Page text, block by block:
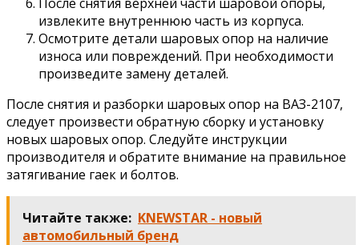
извлеките внутреннюю часть из корпуса.
Осмотрите детали шаровых опор на наличие
износа или повреждений. При необходимости
произведите замену деталей.
После снятия и разборки шаровых опор на ВАЗ-2107,
следует произвести обратную сборку и установку
новых шаровых опор. Следуйте инструкции
производителя и обратите внимание на правильное
затягивание гаек и болтов.
Читайте также: KNEWSTAR - новый
автомобильный бренд